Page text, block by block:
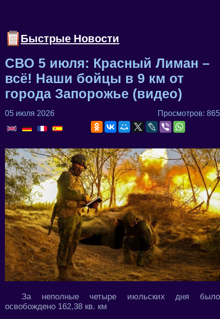
Быстрые Новости
СВО 5 июля: Красный Лиман –
всё! Наши бойцы в 9 км от
города Запорожье (видео)
05 июля 2026 Просмотров: 865
За неполные четыре июльских дня было
освобождено 162,38 кв. км